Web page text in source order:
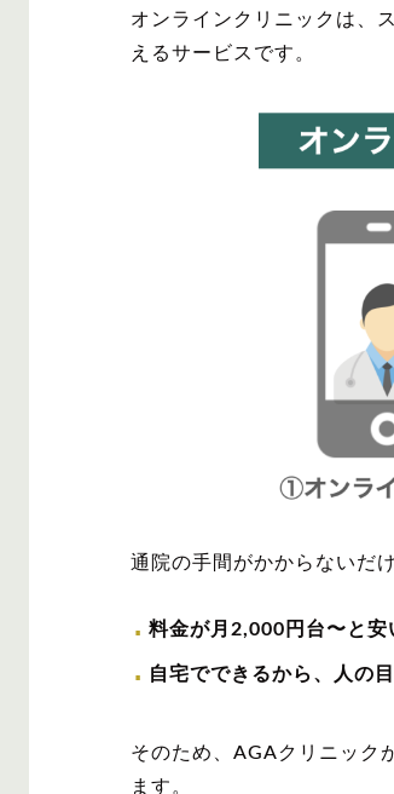
オンラインクリニックは、
えるサービスです。
通院の手間がかからないだ
料金が月2,000円台〜と安
自宅でできるから、人の
そのため、AGAクリニック
ます。